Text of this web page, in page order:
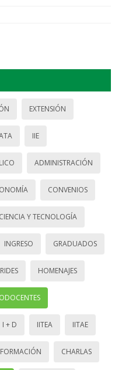
EXTENSIÓN
IIE
ADMINISTRACIÓN
CONVENIOS
CIENCIA Y TECNOLOGÍA
INGRESO GRADUADOS
HOMENAJES
I + D IITEA IITAE
FORMACIÓN CHARLAS